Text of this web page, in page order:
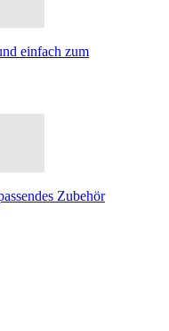
einfach zum
Zubehör